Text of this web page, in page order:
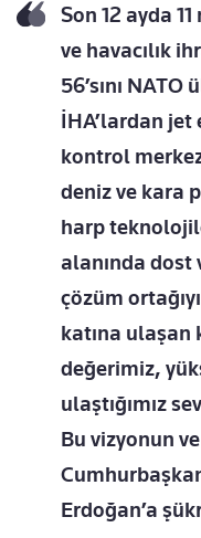
Son 12 ayda
ve havacılık
56’sını
İHA’lardan
kontrol
deniz ve kara
harp
alanında
çözüm
katına ulaşan
değerimiz,
ulaştığımız
Bu vizyonun
Erdoğan’a